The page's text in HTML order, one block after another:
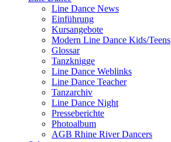
Line Dance News
Einführung
Kursangebote
Modern Line Dance Kids/Teens
Glossar
Tanzknigge
Line Dance Weblinks
Line Dance Teacher
Tanzarchiv
Line Dance Night
Presseberichte
Photoalbum
AGB Rhine River Dancers